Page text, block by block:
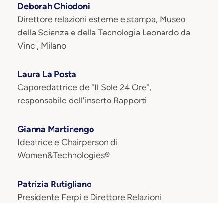
Deborah Chiodoni
Direttore relazioni esterne e stampa, Museo
della Scienza e della Tecnologia Leonardo da
Vinci, Milano
Laura La Posta
Caporedattrice de "Il Sole 24 Ore",
responsabile dell'inserto Rapporti
Gianna Martinengo
Ideatrice e Chairperson di
Women&Technologies®
Patrizia Rutigliano
Presidente Ferpi e Direttore Relazioni